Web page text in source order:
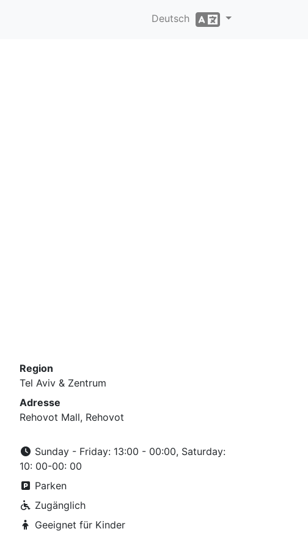
Deutsch
Region
Tel Aviv & Zentrum
Adresse
Rehovot Mall, Rehovot
Sunday - Friday: 13:00 - 00:00, Saturday:
10: 00-00: 00
Parken
Zugänglich
Geeignet für Kinder